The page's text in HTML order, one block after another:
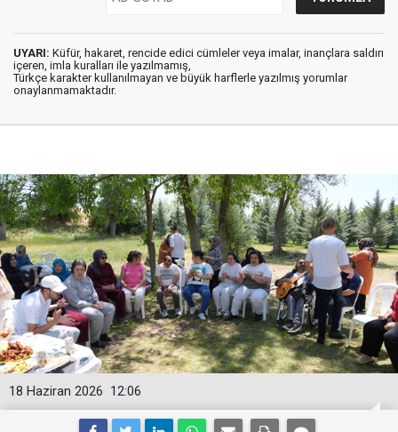
UYARI: Küfür, hakaret, rencide edici cümleler veya imalar, inançlara saldırı
içeren, imla kuralları ile yazılmamış,
Türkçe karakter kullanılmayan ve büyük harflerle yazılmış yorumlar
onaylanmamaktadır.
12:06
18 Haziran 2026